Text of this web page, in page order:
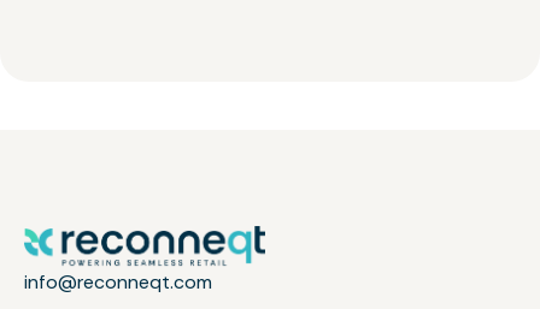
info@reconneqt.com